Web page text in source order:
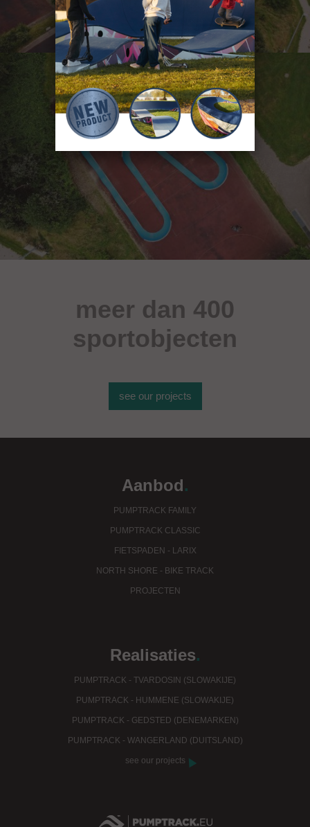
meer dan 400
sportobjecten
see our projects
Aanbod.
PUMPTRACK FAMILY
PUMPTRACK CLASSIC
FIETSPADEN - LARIX
NORTH SHORE - BIKE TRACK
PROJECTEN
Realisaties.
PUMPTRACK - TVARDOSIN (SLOWAKIJE)
PUMPTRACK - HUMMENE (SLOWAKIJE)
PUMPTRACK - GEDSTED (DENEMARKEN)
PUMPTRACK - WANGERLAND (DUITSLAND)
see our projects